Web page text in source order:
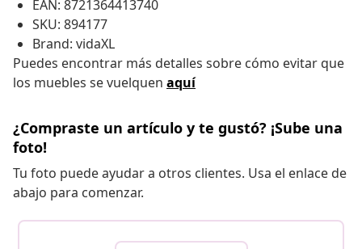
EAN: 8721364413740
SKU: 894177
Brand: vidaXL
Puedes encontrar más detalles sobre cómo evitar que
los muebles se vuelquen aquí
¿Compraste un artículo y te gustó? ¡Sube una
foto!
Tu foto puede ayudar a otros clientes. Usa el enlace de
abajo para comenzar.